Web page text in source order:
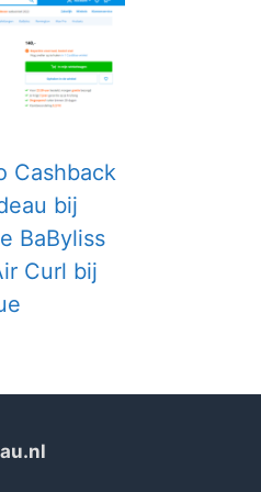
Cashback
bij
BaByliss
Curl bij